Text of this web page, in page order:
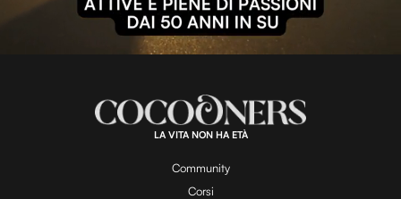
l
a
y
:
1
0
0
.
0
LA VITA NON HA ETÀ
Community
Corsi